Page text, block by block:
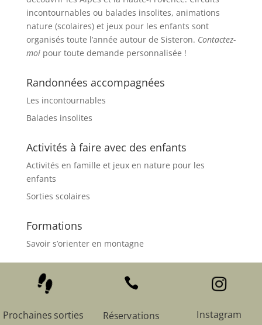
incontournables ou balades insolites, animations
nature (scolaires) et jeux pour les enfants sont
organisés toute l’année autour de Sisteron. Contactez-
moipour toute demande personnalisée !
Randonnées accompagnées
Les incontournables
Balades insolites
Activités à faire avec des enfants
Activités en famille et jeux en nature pour les
enfants
Sorties scolaires
Formations
Savoir s’orienter en montagne

Prochaines sorties

Réservations

Instagram